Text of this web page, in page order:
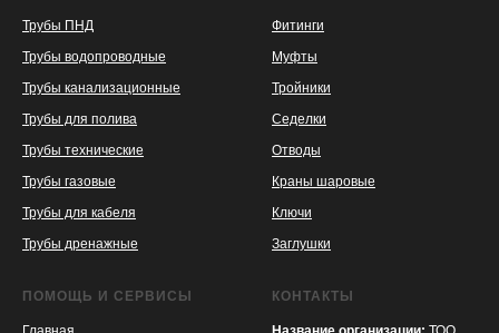
KASPI
SATU
WILDBERRIES
Трубы ПНД
Трубы водопроводные
Трубы канализационные
Трубы для полива
Трубы технические
Трубы газовые
Трубы для кабеля
Трубы дренажные
Фитинги
Муфты
Тройники
Седелки
Отводы
Краны шаровые
Ключи
Заглушки
ПОМОЩЬ И СЕРВИСЫ КОНТАКТЫ